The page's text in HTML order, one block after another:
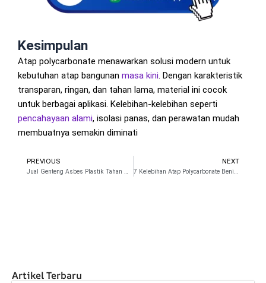
Kesimpulan
Atap polycarbonate menawarkan solusi modern untuk
kebutuhan atap bangunan masa kini. Dengan karakteristik
transparan, ringan, dan tahan lama, material ini cocok
untuk berbagai aplikasi. Kelebihan-kelebihan seperti
pencahayaan alami, isolasi panas, dan perawatan mudah
membuatnya semakin diminati
Prev
PREVIOUS NEXT
Artikel Terbaru